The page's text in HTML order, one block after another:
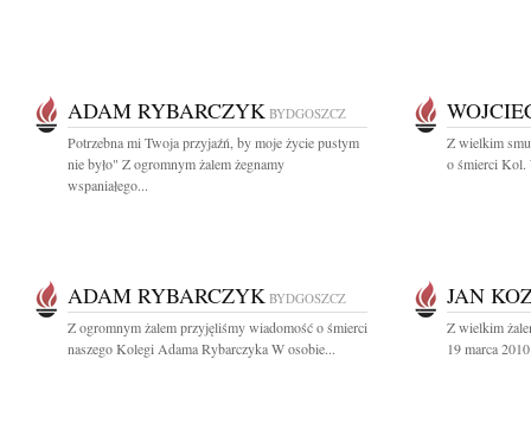
ADAM RYBARCZYK BYDGOSZCZ
Potrzebna mi Twoja przyjaźń, by moje życie pustym
nie było" Z ogromnym żalem żegnamy
wspaniałego...
Z wielkim
o śmierci Kol.
ADAM RYBARCZYK BYDGOSZCZ
Z ogromnym żalem przyjęliśmy wiadomość o śmierci
naszego Kolegi Adama Rybarczyka W osobie...
JAN
Z wielkim
19 marca